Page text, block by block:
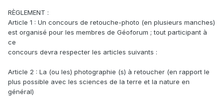
RÈGLEMENT :
Article 1 : Un concours de retouche-photo (en plusieurs manches)
est organisé pour les membres de Géoforum ; tout participant à
ce
concours devra respecter les articles suivants :
Article 2 : La (ou les) photographie (s) à retoucher (en rapport le
plus possible avec les sciences de la terre et la nature en
général)